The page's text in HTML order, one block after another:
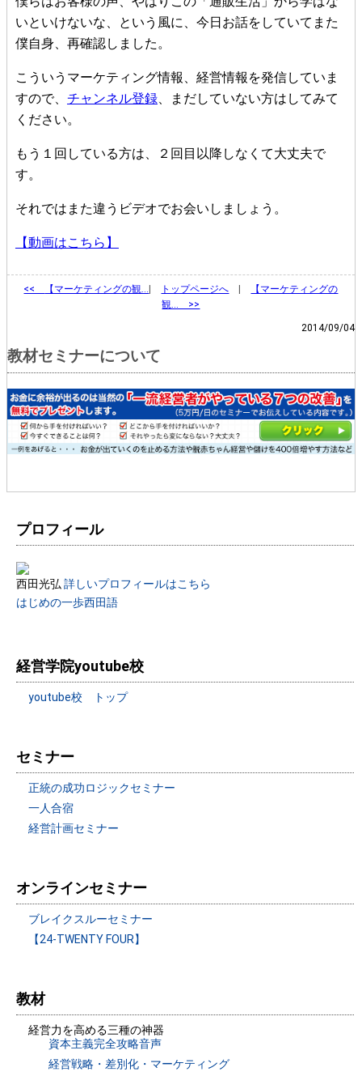
いといけないな、という風に、今日お話をしていてまた
僕自身、再確認しました。
こういうマーケティング情報、経営情報を発信していま
すので、 チャンネル登録、まだしていない方はしてみて
ください。
もう１回している方は、２回目以降しなくて大丈夫で
す。
それではまた違うビデオでお会いしましょう。
【動画はこちら】
<< 【マーケティングの観… トップページへ
【マーケティングの
観… >>
2014/09/04
教材セミナーについて
プロフィール
西田光弘 詳しいプロフィールはこちら
はじめの一歩西田語
経営学院youtube校
youtube校 トップ
セミナー
正統の成功ロジックセミナー
一人合宿
経営計画セミナー
オンラインセミナー
ブレイクスルーセミナー
【24-TWENTY FOUR】
教材
経営力を高める三種の神器
資本主義完全攻略音声
経営戦略・差別化・マーケティング